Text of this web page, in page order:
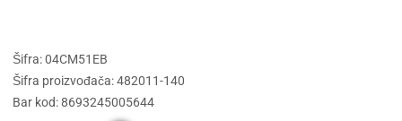
Šifra: 04CM51EB
Šifra proizvođača: 482011-140
Bar kod: 8693245005644